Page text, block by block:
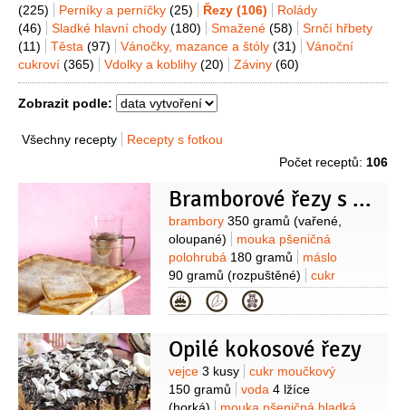
(225)
Perníky a perníčky (25) Řezy (106)
Rolády
(46)
Sladké hlavní chody (180) Smažené (58)
Srnčí hřbety
(11)
Těsta (97) Vánočky, mazance a štóly (31)
Vánoční
cukroví (365) Vdolky a koblihy (20) Záviny (60)
Zobrazit podle:
Všechny recepty
Recepty s fotkou
Počet receptů: 106
Bramborové řezy s mrkvovou náplní
Suroviny
brambory 350 gramů (vařené,
oloupané)
mouka pšeničná
polohrubá 180 gramů
máslo
90 gramů (rozpuštěné)
cukr
30 gramů
kypřící prášek do pečiva
1/2balíčku sůl1 špetka
cukr
vál) Na náplň: mrkev300 gramů
(oloupaná)
marmeláda2 lžíce
(pomerančová)
vejce
2 lžíce
krupice 2 lžíce
máslo
Kategorie
Opilé kokosové řezy
Suroviny
vejce 3 kusy
cukr moučkový
150 gramů
voda 4 lžíce